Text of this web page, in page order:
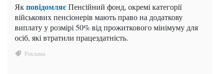
ЯкповідомляєПенсійний фонд, окремі категорії
військових пенсіонерів мають право на додаткову
виплату у розмірі 50% від прожиткового мінімуму для
осіб, які втратили працездатність.